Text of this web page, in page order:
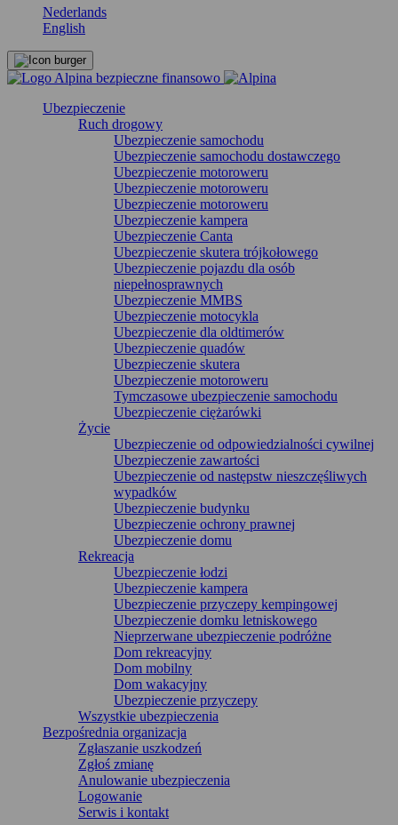
Nederlands
English
Ubezpieczenie
Ruch drogowy
Ubezpieczenie samochodu
Ubezpieczenie samochodu dostawczego
Ubezpieczenie motoroweru
Ubezpieczenie motoroweru
Ubezpieczenie motoroweru
Ubezpieczenie kampera
Ubezpieczenie Canta
Ubezpieczenie skutera trójkołowego
Ubezpieczenie pojazdu dla osób
niepełnosprawnych
Ubezpieczenie MMBS
Ubezpieczenie motocykla
Ubezpieczenie dla oldtimerów
Ubezpieczenie quadów
Ubezpieczenie skutera
Ubezpieczenie motoroweru
Tymczasowe ubezpieczenie samochodu
Ubezpieczenie ciężarówki
Życie
Ubezpieczenie od odpowiedzialności cywilnej
Ubezpieczenie zawartości
Ubezpieczenie od następstw nieszczęśliwych
wypadków
Ubezpieczenie budynku
Ubezpieczenie ochrony prawnej
Ubezpieczenie domu
Rekreacja
Ubezpieczenie łodzi
Ubezpieczenie kampera
Ubezpieczenie przyczepy kempingowej
Ubezpieczenie domku letniskowego
Nieprzerwane ubezpieczenie podróżne
Dom rekreacyjny
Dom mobilny
Dom wakacyjny
Ubezpieczenie przyczepy
Wszystkie ubezpieczenia
Bezpośrednia organizacja
Zgłaszanie uszkodzeń
Zgłoś zmianę
Anulowanie ubezpieczenia
Logowanie
Serwis i kontakt